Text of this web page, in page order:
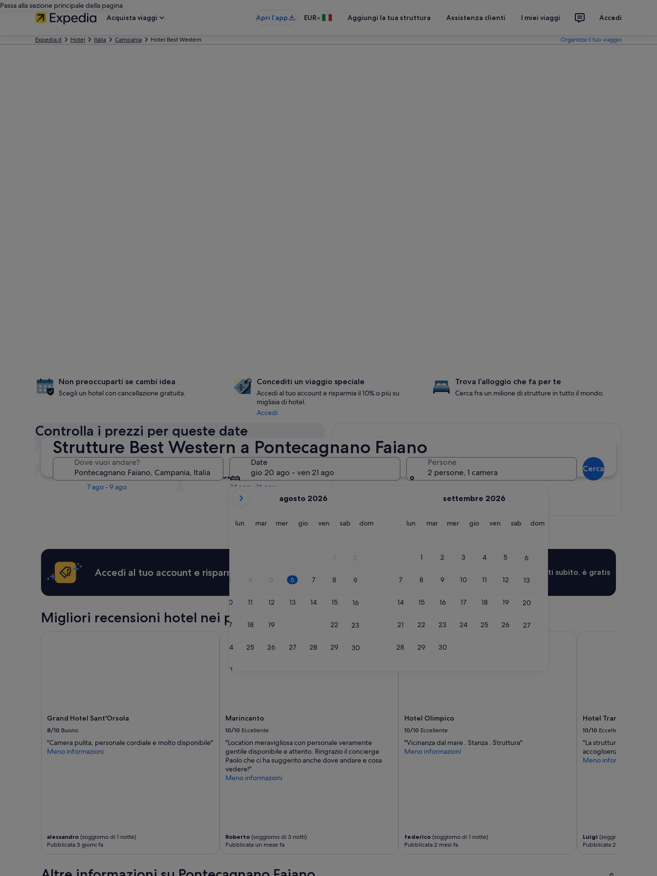
Passa alla sezione principale della pagina
Acquista viaggi
Apri l’app EUR• Aggiungi la tua struttura Assistenza clienti I miei viaggi Accedi
Expedia.it Hotel Italia Campania Hotel Best Western Organizza il tuo viaggio
Strutture Best Western a Pontecagnano Faiano
Dove vuoi andare?
Date
gio 20 ago - ven 21 ago
mesi
e
September
2026.
agosto 2026
lunlunedì
marmartedì
mermercoledì
giogiovedì
venvenerdì
sabsabato
domdomenica
1 2
3 4 5 6 7 8 9
10 11 12 13 14 15 16
17 18 19 22 23
24 25 26 27 28 29 30
31
settembre 2026
lunlunedì
marmartedì
mermercoledì
giogiovedì
venvenerdì
sabsabato
domdomenica
1 2 3 4 5 6
7 8 9 10 11 12 13
14 15 16 17 18 19 20
21 22 23 24 25 26 27
28 29 30
Persone
2 persone, 1 camera
Cerca
Non preoccuparti se cambi idea
Scegli un hotel con cancellazione gratuita.
Concediti un viaggio speciale
Accedi al tuo account e risparmia il 10% o più su
migliaia di hotel.
Accedi
Trova l’alloggio che fa per te
Cerca fra un milione di strutture in tutto il mondo.
Controlla i prezzi per queste date
Questa sera
6 ago - 7 ago
Domani
7 ago - 8 ago
Questo fine settimana
7 ago - 9 ago
Il prossimo fine settimana
14 ago - 16 ago
Accedi al tuo account e risparmia in media un 15% su migliaia di hotel Iscriviti subito, è gratis
Migliori recensioni hotel nei pressi di Pontecagnano Faiano
Grand Hotel Sant'Orsola
8/10 Buono
"Camera pulita, personale cordiale e molto disponibile"
Meno informazioni
alessandro (soggiorno di 1 notte)
Pubblicata 3 giorni fa
Marincanto
10/10 Eccellente
"Location meravigliosa con personale veramente
gentile disponibile e attento. Ringrazio il concierge
Paolo che ci ha suggerito anche dove andare e cosa
vedere!"
Meno informazioni
Roberto (soggiorno di 3 notti)
Pubblicata un mese fa
Hotel Olimpico
10/10 Eccellente
"Vicinanza dal mare . Stanza . Struttura"
Meno informazioni
federico(soggiorno di 1 notte)
Pubblicata 2 mesi fa
Hotel Tramonto d'Oro
10/10 Eccellente
"La struttura e'
accogloenza"
Meno informazioni
Luigi (soggiorno di 3 notti)
Pubblicata 2 mesi fa